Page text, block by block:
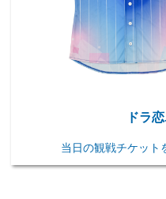
ドラ
当日の観戦チケット